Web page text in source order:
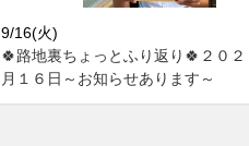
9/16(火)
🍀路地裏ちょっとふり返り🍀２０２
月１６日～お知らせあります～